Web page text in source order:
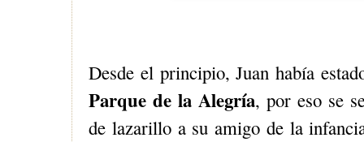
Desde el principio, Juan había
Parque de la Alegría, por eso se
de lazarillo a su amigo de la